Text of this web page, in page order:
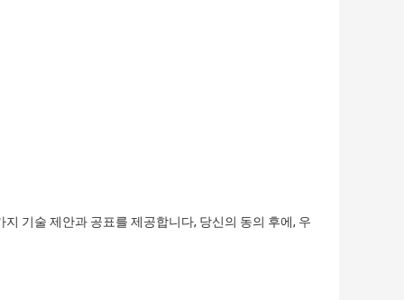
기술 제안과 공표를 제공합니다, 당신의 동의 후에, 우